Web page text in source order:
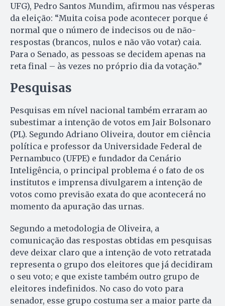
UFG), Pedro Santos Mundim, afirmou nas vésperas
da eleição: “Muita coisa pode acontecer porque é
normal que o número de indecisos ou de não-
respostas (brancos, nulos e não vão votar) caia.
Para o Senado, as pessoas se decidem apenas na
reta final – às vezes no próprio dia da votação.”
Pesquisas
Pesquisas em nível nacional também erraram ao
subestimar a intenção de votos em Jair Bolsonaro
(PL). Segundo Adriano Oliveira, doutor em ciência
política e professor da Universidade Federal de
Pernambuco (UFPE) e fundador da Cenário
Inteligência, o principal problema é o fato de os
institutos e imprensa divulgarem a intenção de
votos como previsão exata do que acontecerá no
momento da apuração das urnas.
Segundo a metodologia de Oliveira, a
comunicação das respostas obtidas em pesquisas
deve deixar claro que a intenção de voto retratada
representa o grupo dos eleitores que já decidiram
o seu voto; e que existe também outro grupo de
eleitores indefinidos. No caso do voto para
senador, esse grupo costuma ser a maior parte da